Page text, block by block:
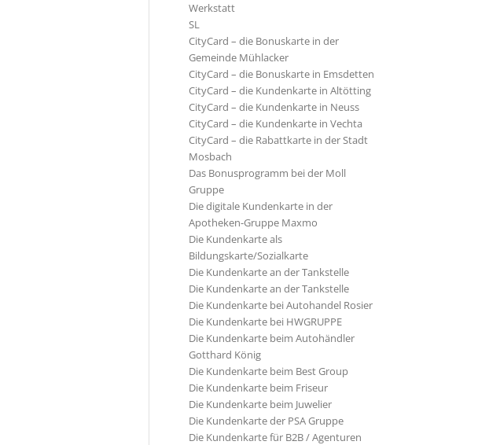
Werkstatt
SL
CityCard – die Bonuskarte in der
Gemeinde Mühlacker
CityCard – die Bonuskarte in Emsdetten
CityCard – die Kundenkarte in Altötting
CityCard – die Kundenkarte in Neuss
CityCard – die Kundenkarte in Vechta
CityCard – die Rabattkarte in der Stadt
Mosbach
Das Bonusprogramm bei der Moll
Gruppe
Die digitale Kundenkarte in der
Apotheken-Gruppe Maxmo
Die Kundenkarte als
Bildungskarte/Sozialkarte
Die Kundenkarte an der Tankstelle
Die Kundenkarte an der Tankstelle
Die Kundenkarte bei Autohandel Rosier
Die Kundenkarte bei HWGRUPPE
Die Kundenkarte beim Autohändler
Gotthard König
Die Kundenkarte beim Best Group
Die Kundenkarte beim Friseur
Die Kundenkarte beim Juwelier
Die Kundenkarte der PSA Gruppe
Die Kundenkarte für B2B / Agenturen